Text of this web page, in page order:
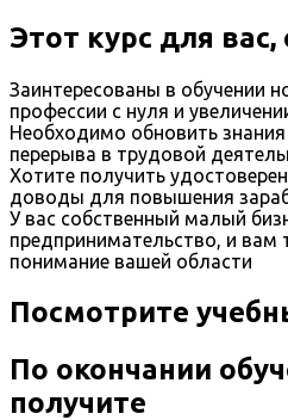
Этот курс для вас,
Заинтересованы в обучении
профессии с нуля и
Необходимо обновить
перерыва в трудовой
Хотите получить
доводы для повышения
У вас собственный малый
предпринимательство, и вам
понимание вашей области
Посмотрите
По окончании
получите